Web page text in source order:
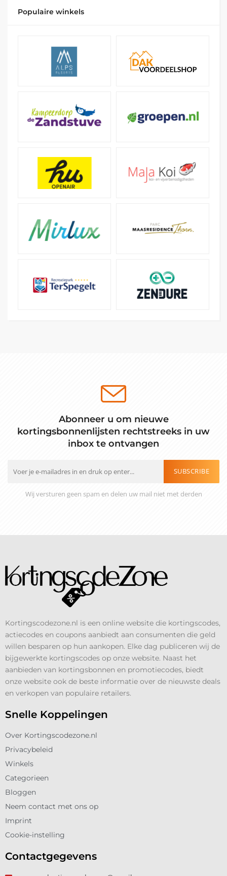
Populaire winkels
Abonneer u om nieuwe
kortingsbonnenlijsten rechtstreeks in uw
inbox te ontvangen
SUBSCRIBE
Wij versturen geen spam en delen uw mail niet met derden
Kortingscodezone.nl is een online website die kortingscodes,
actiecodes en coupons aanbiedt aan consumenten die geld
willen besparen op hun aankopen. Elke dag publiceren wij de
bijgewerkte kortingscodes op onze website. Naast het
aanbieden van kortingsbonnen en promotiecodes, biedt
onze website ook de beste informatie over de nieuwste deals
en verkopen van populaire retailers.
Snelle Koppelingen
Over Kortingscodezone.nl
Privacybeleid
Winkels
Categorieen
Bloggen
Neem contact met ons op
Imprint
Cookie-instelling
Contactgegevens